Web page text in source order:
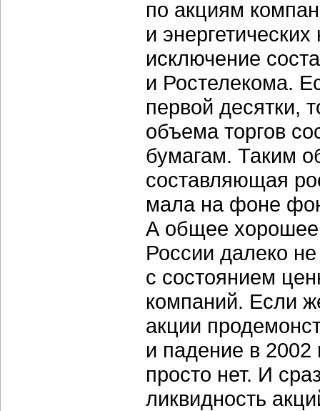
по акциям
и
исключение
и Ростелекома.
первой десятки,
объема торгов
бумагам. Таким
составляющая
мала на фоне
А общее
России далеко
с состоянием
компаний. Если
акции
и падение в 2002
просто нет. И
ликвидность